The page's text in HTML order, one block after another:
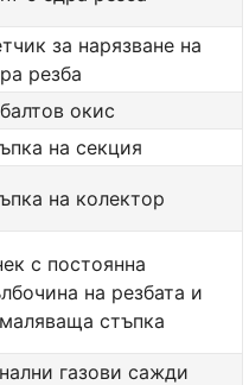
за нарязване на
резба
окис
на секция
на колектор
с постоянна
на резбата и
стъпка
газови сажди